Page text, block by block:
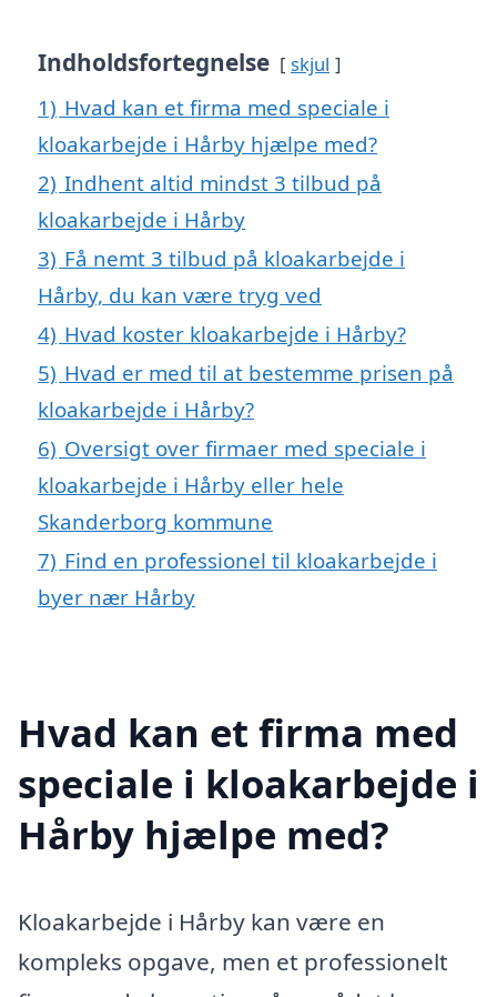
Indholdsfortegnelse skjul
1) Hvad kan et firma med speciale i
kloakarbejde i Hårby hjælpe med?
2) Indhent altid mindst 3 tilbud på
kloakarbejde i Hårby
3) Få nemt 3 tilbud på kloakarbejde i
Hårby, du kan være tryg ved
4) Hvad koster kloakarbejde i Hårby?
5) Hvad er med til at bestemme prisen på
kloakarbejde i Hårby?
6) Oversigt over firmaer med speciale i
kloakarbejde i Hårby eller hele
Skanderborg kommune
7) Find en professionel til kloakarbejde i
byer nær Hårby
Hvad kan et firma med
speciale i kloakarbejde i
Hårby hjælpe med?
Kloakarbejde i Hårby kan være en
kompleks opgave, men et professionelt